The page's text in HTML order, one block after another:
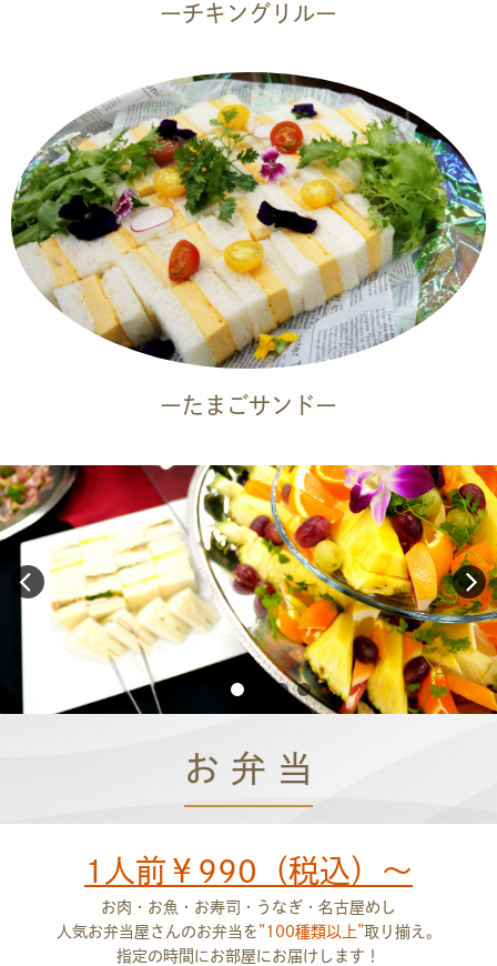
ーチキングリルー
ーたまごサンドー
お 弁 当
1人前￥990（税込）〜
お肉・お魚・お寿司・うなぎ・名古屋めし
人気お弁当屋さんのお弁当を ”100種類以上”取り揃え。
指定の時間にお部屋にお届けします！